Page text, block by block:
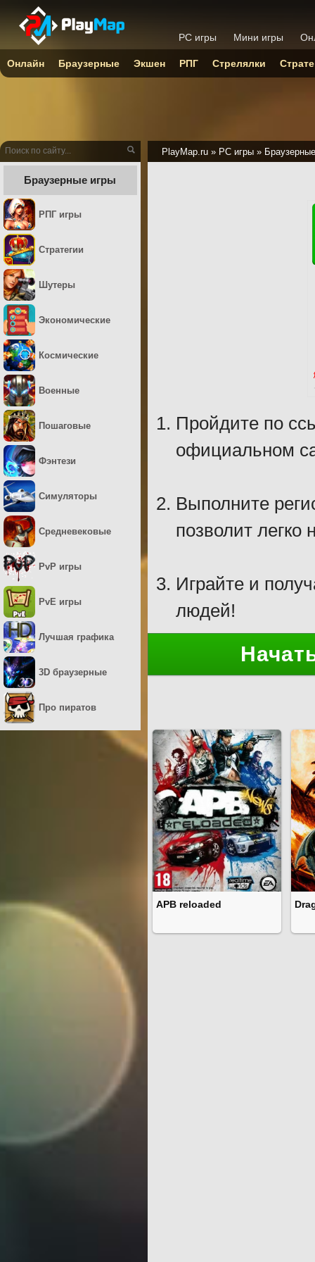
PlayMap.ru » PC игры » Браузерные
Пройдите по
официальном
Выполните
позволит легко
Играйте и
людей!
APB reloaded
Браузерные игры
РПГ игры
Стратегии
Шутеры
Экономические
Космические
Военные
Пошаговые
Фэнтези
Симуляторы
Средневековые
PvP игры
PvE игры
Лучшая графика
3D браузерные
Про пиратов
PC игры Мини игры
Онлайн Браузерные Экшен РПГ Стрелялки